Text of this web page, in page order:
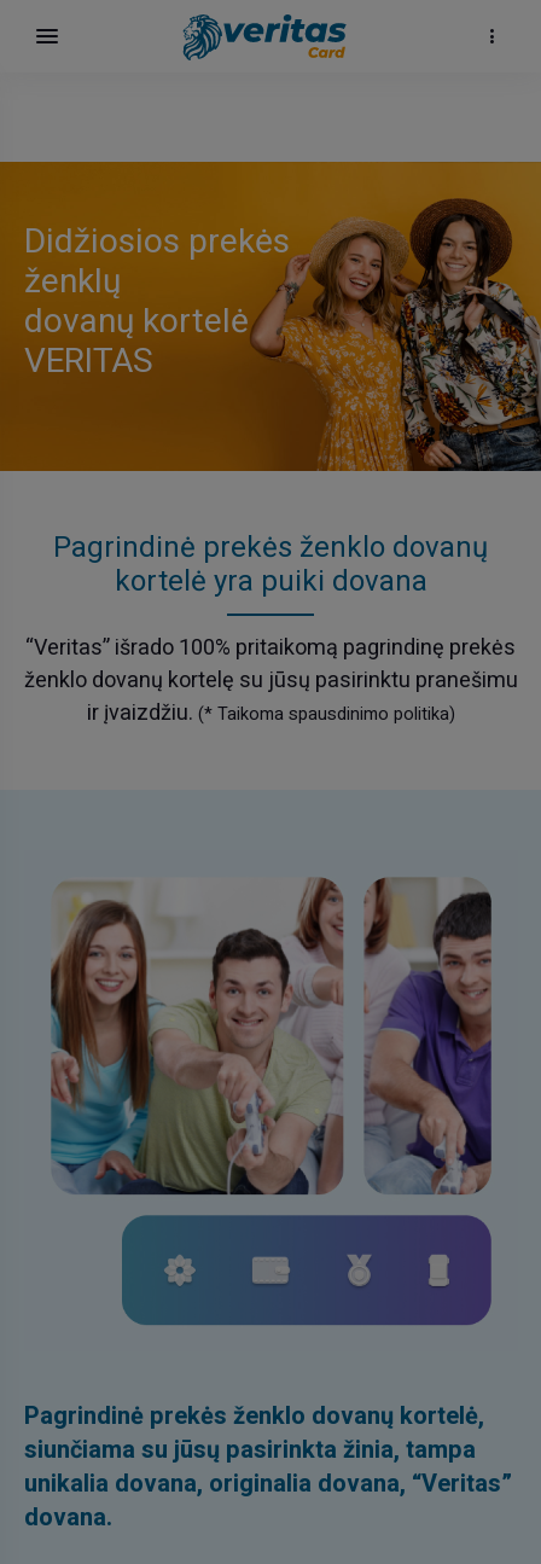
Didžiosios prekės
ženklų
dovanų kortelė
VERITAS
Pagrindinė prekės ženklo dovanų
kortelė yra puiki dovana
“Veritas” išrado 100% pritaikomą pagrindinę prekės
ženklo dovanų kortelę su jūsų pasirinktu pranešimu
ir įvaizdžiu. (* Taikoma spausdinimo politika)
Pagrindinė prekės ženklo dovanų kortelė,
siunčiama su jūsų pasirinkta žinia, tampa
unikalia dovana, originalia dovana, “Veritas”
dovana.